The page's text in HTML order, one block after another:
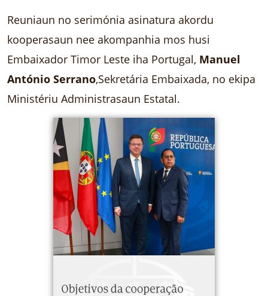
Reuniaun no serimónia asinatura akordu
kooperasaun nee akompanhia mos husi
Embaixador Timor Leste iha Portugal, Manuel
António Serrano,Sekretária Embaixada, no ekipa
Ministériu Administrasaun Estatal.